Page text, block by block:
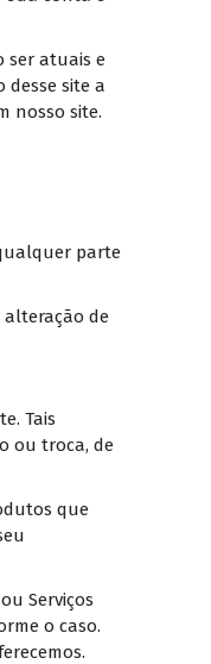
ser atuais e
desse site a
nosso site.
parte
de
Tais
ou troca, de
que
Serviços
o caso.